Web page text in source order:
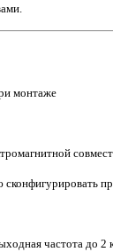
монтаже
частота до 2